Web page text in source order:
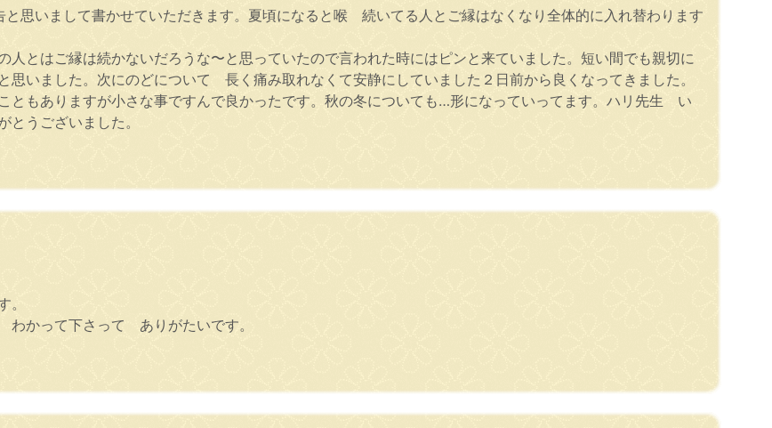
いまして書かせていただきます。夏頃になると喉 続いてる人とご縁はなくなり全体的に入れ替わります
とはご縁は続かないだろうな〜と思っていたので言われた時にはピンと来ていました。短い間でも親切に
思いました。次にのどについて 長く痛み取れなくて安静にしていました２日前から良くなってきました。
ともありますが小さな事ですんで良かったです。秋の冬についても…形になっていってます。ハリ先生 い
うございました。
かって下さって ありがたいです。